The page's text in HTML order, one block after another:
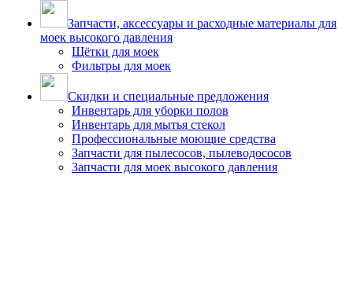
Запчасти, аксессуары и расходные материалы для
моек высокого давления
Щётки для моек
Фильтры для моек
Скидки и специальные предложения
Инвентарь для уборки полов
Инвентарь для мытья стекол
Профессиональные моющие средства
Запчасти для пылесосов, пылеводососов
Запчасти для моек высокого давления